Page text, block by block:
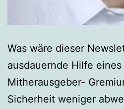
Was wäre dieser
ausdauernde Hilfe
Mitherausgeber-
Sicherheit weniger